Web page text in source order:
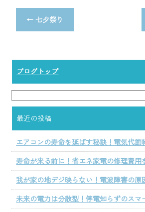
← 七夕祭り
ブログトップ
最近の投稿
エアコンの寿命を延ばす秘訣！電気代節
寿命が来る前に！省エネ家電の修理費用
我が家の地デジ映らない！電波障害の原
未来の電力は分散型！停電知らずのスマ